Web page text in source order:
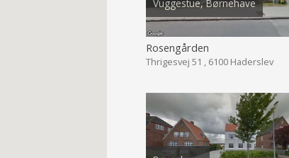
Vuggestue, Børnehave
Rosengården
Thrigesvej 51 , 6100 Haderslev